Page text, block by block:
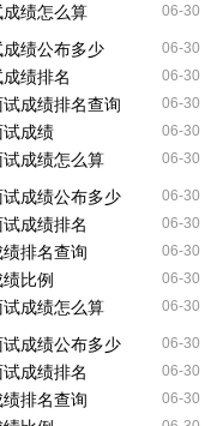
绩怎么算 06-30
绩公布多少 06-30
绩排名 06-30
成绩排名查询 06-30
成绩 06-30
成绩怎么算 06-30
成绩公布多少 06-30
成绩排名 06-30
排名查询 06-30
比例 06-30
成绩怎么算 06-30
成绩公布多少 06-30
成绩排名 06-30
排名查询 06-30